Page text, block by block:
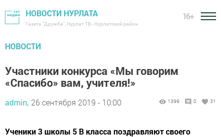
НОВОСТИ НУРЛАТА
Газета "Дружба", Нурлат ТВ - Нурлатский район
16+
НОВОСТИ
Участники конкурса «Мы говорим
«Спасибо» вам, учителя!»
admin, 26 сентября 2019 - 10:00 1399 0 31
Ученики 3 школы 5 В класса поздравляют своего